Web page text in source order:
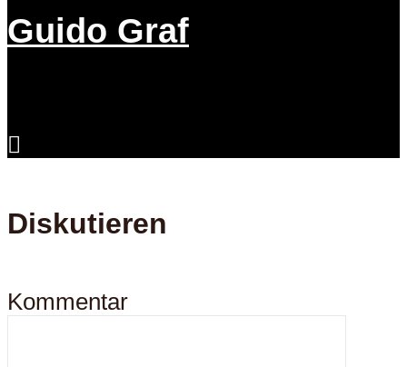
Guido Graf
Diskutieren
Kommentar